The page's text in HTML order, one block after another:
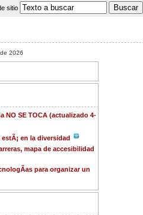
sitio
2026
NO SE TOCA (actualizado 4-
estÃ¡ en la diversidad
mapa de accesibilidad
para organizar un